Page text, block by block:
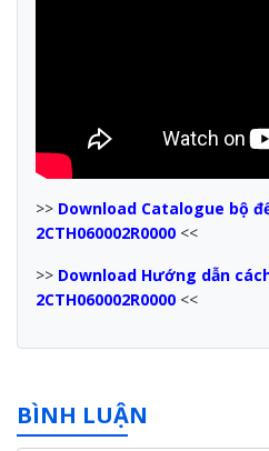
>> Download Catalogue bộ
2CTH060002R0000 <<
>> Download Hướng dẫn
2CTH060002R0000 <<
BÌNH LUẬN